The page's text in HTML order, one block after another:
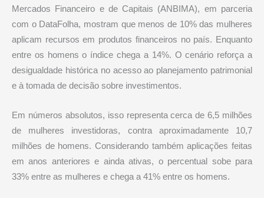
Mercados Financeiro e de Capitais (ANBIMA), em parceria
com o DataFolha, mostram que menos de 10% das mulheres
aplicam recursos em produtos financeiros no país. Enquanto
entre os homens o índice chega a 14%. O cenário reforça a
desigualdade histórica no acesso ao planejamento patrimonial
e à tomada de decisão sobre investimentos.
Em números absolutos, isso representa cerca de 6,5 milhões
de mulheres investidoras, contra aproximadamente 10,7
milhões de homens. Considerando também aplicações feitas
em anos anteriores e ainda ativas, o percentual sobe para
33% entre as mulheres e chega a 41% entre os homens.